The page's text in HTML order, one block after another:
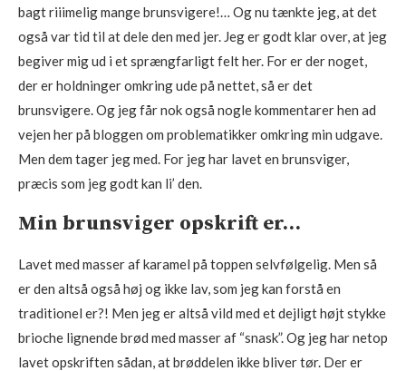
bagt riiimelig mange brunsvigere!… Og nu tænkte jeg, at det
også var tid til at dele den med jer. Jeg er godt klar over, at jeg
begiver mig ud i et sprængfarligt felt her. For er der noget,
der er holdninger omkring ude på nettet, så er det
brunsvigere. Og jeg får nok også nogle kommentarer hen ad
vejen her på bloggen om problematikker omkring min udgave.
Men dem tager jeg med. For jeg har lavet en brunsviger,
præcis som jeg godt kan li’ den.
Min brunsviger opskrift er…
Lavet med masser af karamel på toppen selvfølgelig. Men så
er den altså også høj og ikke lav, som jeg kan forstå en
traditionel er?! Men jeg er altså vild med et dejligt højt stykke
brioche lignende brød med masser af “snask”. Og jeg har netop
lavet opskriften sådan, at brøddelen ikke bliver tør. Der er